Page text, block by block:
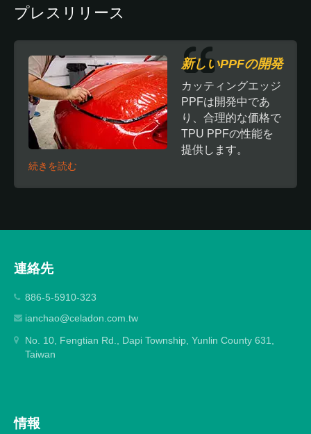
プレスリリース
新しいPPFの開発
カッティングエッジ
PPFは開発中であ
り、合理的な価格で
TPU PPFの性能を
提供します。
続きを読む
連絡先
886-5-5910-323
ianchao@celadon.com.tw
No. 10, Fengtian Rd., Dapi Township, Yunlin County 631,
Taiwan
情報